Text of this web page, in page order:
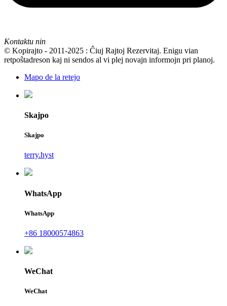
Kontaktu nin
© Kopirajto - 2011-2025 : Ĉiuj Rajtoj Rezervitaj. Enigu vian
retpoŝtadreson kaj ni sendos al vi plej novajn informojn pri planoj.
Mapo de la retejo
Skajpo
Skajpo
terry.hyst
WhatsApp
WhatsApp
+86 18000574863
WeChat
WeChat